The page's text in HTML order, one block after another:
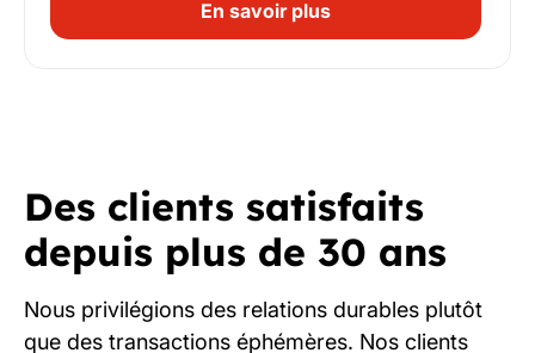
En savoir plus
Des clients satisfaits
depuis plus de 30 ans
Nous privilégions des relations durables plutôt
que des transactions éphémères. Nos clients